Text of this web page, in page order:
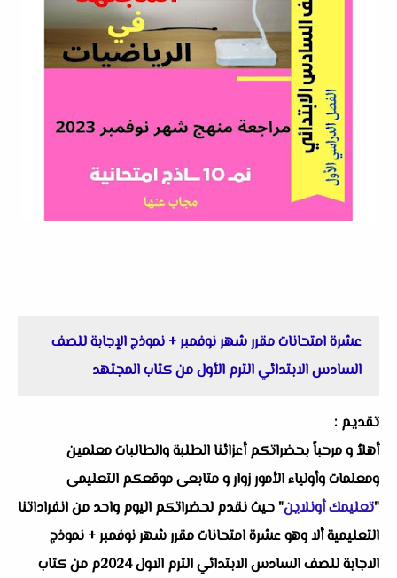
عشرة امتحانات مقرر شهر نوفمبر + نموذج الإجابة للصف
السادس الابتدائي الترم الأول من كتاب المجتهد
تقديم :
أهلاُ و مرحباً بحضراتكم أعزائنا الطلبة والطالبات معلمين
ومعلمات وأولياء الأمور زوار و متابعى موقعكم التعليمى
"تعليمك أونلاين" حيث نقدم لحضراتكم اليوم واحد من انفراداتنا
التعليمية ألا وهو عشرة امتحانات مقرر شهر نوفمبر + نموذج
الاجابة للصف السادس الابتدائي الترم الاول 2024م من كتاب